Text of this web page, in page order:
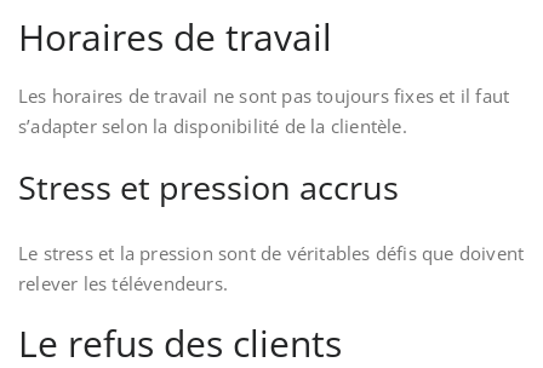
Horaires de travail
Les horaires de travail ne sont pas toujours fixes et il faut
s’adapter selon la disponibilité de la clientèle.
Stress et pression accrus
Le stress et la pression sont de véritables défis que doivent
relever les télévendeurs.
Le refus des clients